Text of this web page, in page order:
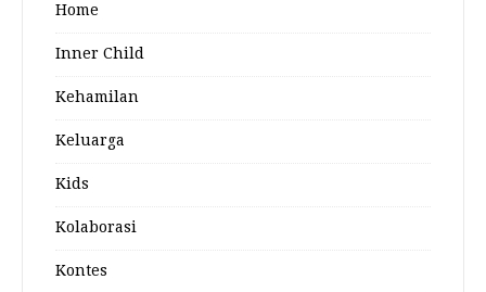
Home
Inner Child
Kehamilan
Keluarga
Kids
Kolaborasi
Kontes